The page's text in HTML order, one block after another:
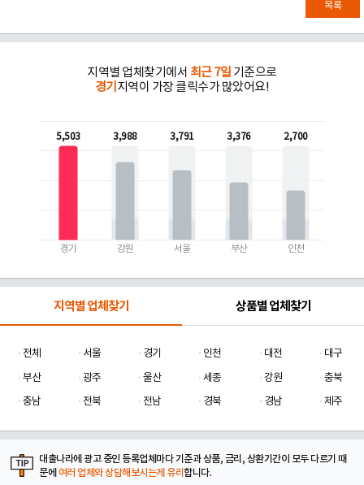
목록
지역별 업체찾기에서 최근 7일 기준으로
경기 지역이 가장 클릭수가 많았어요!
5,503
경기
3,988
강원
3,791
서울
3,376
부산
2,700
인천
지역별 업체찾기 상품별 업체찾기
전체 서울 경기 인천 대전
대구
부산
광주 울산 세종 강원
충북
충남
전북 전남 경북 경남 제주
대출나라에 광고 중인 등록업체마다 기준과 상품, 금리, 상환기간이 모두 다르기 때
문에 여러 업체와 상담해보시는게 유리합니다.